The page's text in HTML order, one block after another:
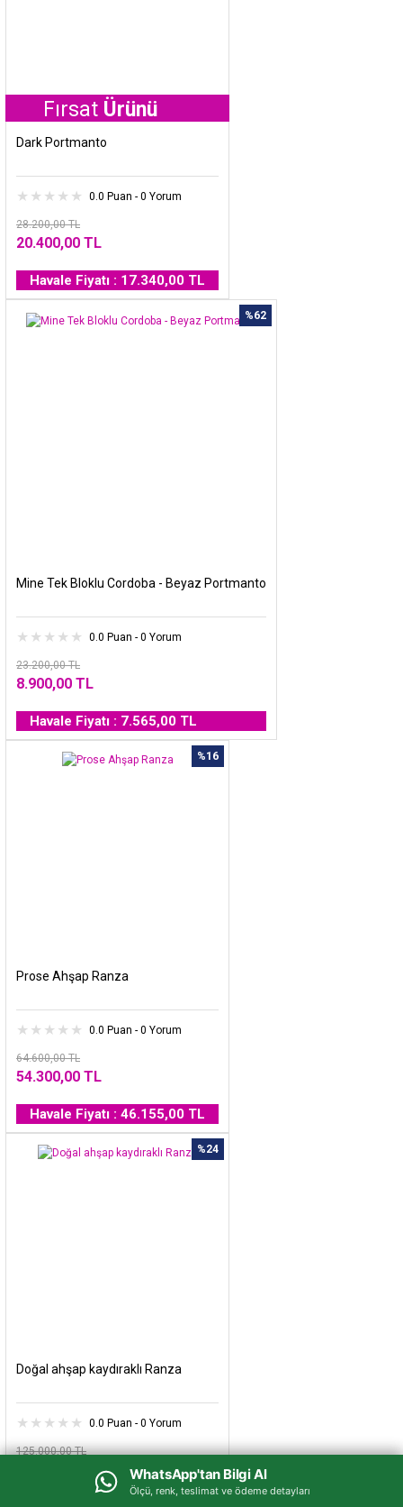
WhatsApp'tan Bilgi Al
Ölçü, renk, teslimat ve ödeme detayları
Ürünü
Dark Portmanto
0.0 Puan - 0 Yorum
28.200,00 TL
20.400,00 TL
Havale Fiyatı : 17.340,00 TL
%62
Mine Tek Bloklu Cordoba - Beyaz Portmanto
0.0 Puan - 0 Yorum
23.200,00 TL
8.900,00 TL
Havale Fiyatı : 7.565,00 TL
%16
Prose Ahşap Ranza
0.0 Puan - 0 Yorum
64.600,00 TL
54.300,00 TL
Havale Fiyatı : 46.155,00 TL
%24
Doğal ahşap kaydıraklı Ranza
0.0 Puan - 0 Yorum
125.000,00 TL
95.000,00 TL WhatsApp'tan Bilgi Al
Ölçü, renk, teslimat ve ödeme detayları